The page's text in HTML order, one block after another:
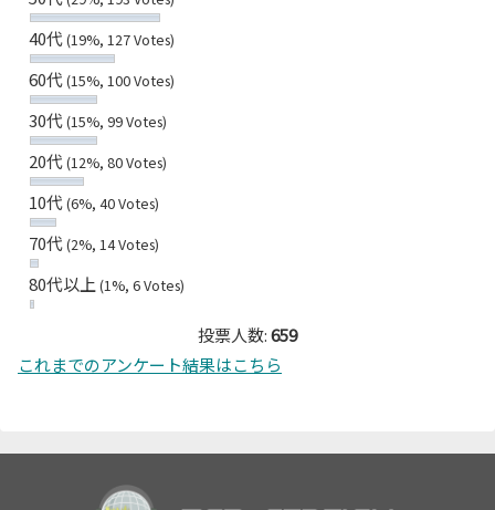
40代(19%, 127 Votes)
60代(15%, 100 Votes)
30代(15%, 99 Votes)
20代(12%, 80 Votes)
10代(6%, 40 Votes)
70代(2%, 14 Votes)
80代以上 (1%, 6 Votes)
投票人数:659
これまでのアンケート結果はこちら